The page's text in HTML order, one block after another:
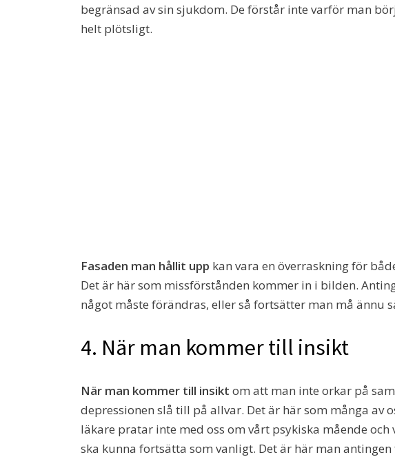
begränsad av sin sjukdom. De förstår inte varför man
helt plötsligt.
Fasaden man hållit upp kan vara en överraskning för
Det är här som missförstånden kommer in i bilden.
något måste förändras, eller så fortsätter man må ännu
4. När man kommer till insikt
När man kommer till insikt om att man inte orkar på
depressionen slå till på allvar. Det är här som många av
läkare pratar inte med oss om vårt psykiska mående
ska kunna fortsätta som vanligt. Det är här man